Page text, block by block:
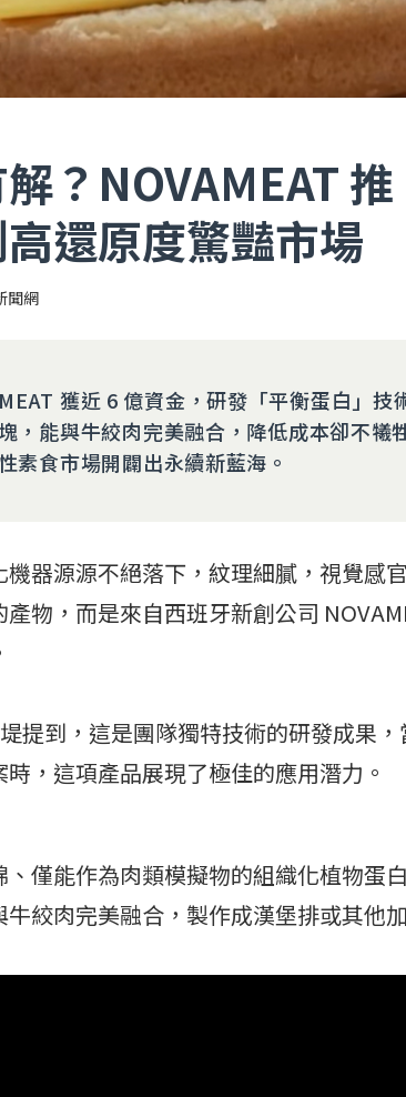
？NOVAMEAT
還原度驚豔市場
聞網
獲近 6 億資金，研發「平衡蛋白」技
，能與牛絞肉完美融合，降低成本卻不犧
素食市場開闢出永續新藍海。
器源源不絕落下，紋理細膩，視覺感
物，而是來自西班牙新創公司
提到，這是團隊獨特技術的研發成果
時，這項產品展現了極佳的應用潛力。
僅能作為肉類模擬物的組織化植物蛋
絞肉完美融合，製作成漢堡排或其他